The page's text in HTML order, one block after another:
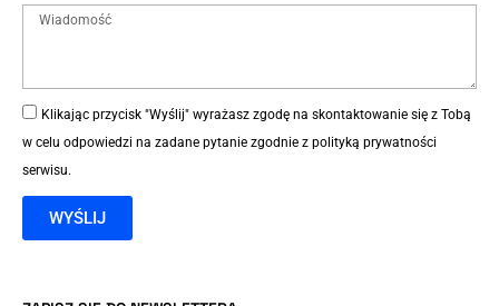
Klikając przycisk "Wyślij" wyrażasz zgodę na skontaktowanie się z Tobą
w celu odpowiedzi na zadane pytanie zgodnie z polityką prywatności
serwisu.
WYŚLIJ